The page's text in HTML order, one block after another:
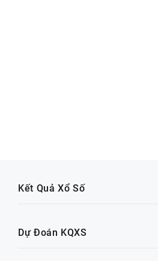
Kết Quả Xổ Số
Dự Đoán KQXS